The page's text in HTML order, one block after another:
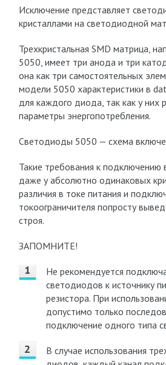
Исключение представляет
кристаллами на светодиодной
Трехкристальная SMD матрица,
5050, имеет три анода и три
она как три самостоятельных
модели 5050 характеристики в
для каждого диода, так как у них
параметры энергопотребления.
Светодиоды 5050 — схема
Такие требования к подключению
даже у абсолютно одинаковых
различия в токе питания и
токоограничителя попросту
строя.
ЗАПОМНИТЕ!
Не рекомендуется
светодиодов к источнику
резистора. При
допустимо только
подключение одного типа
В случае использования